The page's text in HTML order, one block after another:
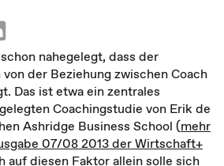
nahegelegt, dass der
der Beziehung zwischen Coach
Das ist etwa ein zentrales
Coachingstudie von Erik de
Ashridge Business School (mehr
07/08 2013 der Wirtschaft+
auf diesen Faktor allein solle sich